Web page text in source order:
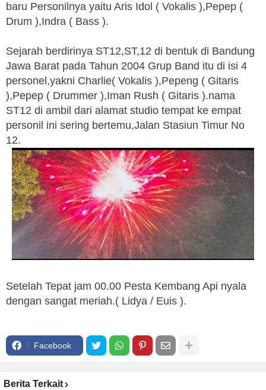
baru Personilnya yaitu Aris Idol ( Vokalis ),Pepep (
Drum ),Indra ( Bass ).
Sejarah berdirinya ST12,ST,12 di bentuk di Bandung
Jawa Barat pada Tahun 2004 Grup Band itu di isi 4
personel,yakni Charlie( Vokalis ),Pepeng ( Gitaris
),Pepep ( Drummer ),Iman Rush ( Gitaris ).nama
ST12 di ambil dari alamat studio tempat ke empat
personil ini sering bertemu,Jalan Stasiun Timur No
12.
Setelah Tepat jam 00.00 Pesta Kembang Api nyala
dengan sangat meriah.( Lidya / Euis ).
Facebook
Berita Terkait